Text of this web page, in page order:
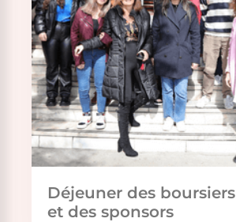
Déjeuner des boursiers
et des sponsors